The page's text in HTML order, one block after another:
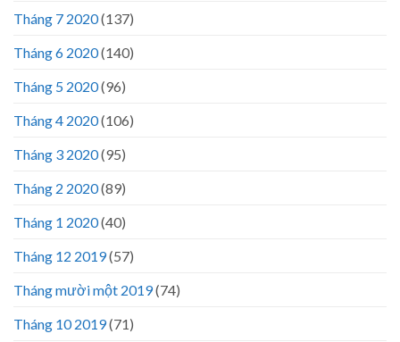
Tháng 7 2020(137)
Tháng 6 2020(140)
Tháng 5 2020(96)
Tháng 4 2020(106)
Tháng 3 2020(95)
Tháng 2 2020(89)
Tháng 1 2020(40)
Tháng 12 2019(57)
Tháng mười một 2019(74)
Tháng 10 2019(71)